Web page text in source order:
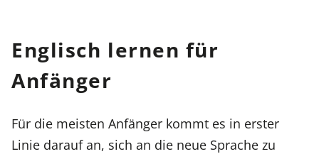
Englisch lernen für
Anfänger
Für die meisten Anfänger kommt es in erster
Linie darauf an, sich an die neue Sprache zu